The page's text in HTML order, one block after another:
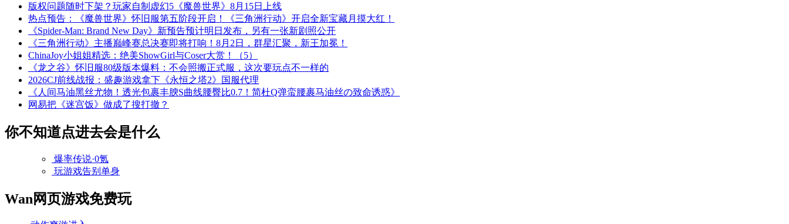
版权问题随时下架？玩家自制虚幻5《魔兽世界》8月15日上线
热点预告：《魔兽世界》怀旧服第五阶段开启！《三角洲行动》开启全新宝藏月摸大红！
《Spider-Man: Brand New Day》新预告预计明日发布，另有一张新剧照公开
《三角洲行动》主播巅峰赛总决赛即将打响！8月2日，群星汇聚，新王加冕！
ChinaJoy小姐姐精选：绝美ShowGirl与Coser大赏！（5）
《龙之谷》怀旧服80级版本爆料：不会照搬正式服，这次要玩点不一样的
2026CJ前线战报：盛趣游戏拿下《永恒之塔2》国服代理
《人间马油黑丝尤物！透光包裹丰腴S曲线腰臀比0.7！简杜Q弹蛮腰裹马油丝の致命诱惑》
网易把《迷宫饭》做成了搜打撤？
你不知道点进去会是什么
爆率传说·0氪
玩游戏告别单身
Wan网页游戏免费玩